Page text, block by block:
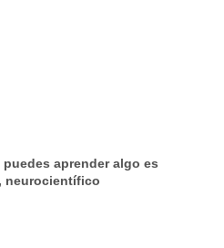
aprender algo es
neurocientífico